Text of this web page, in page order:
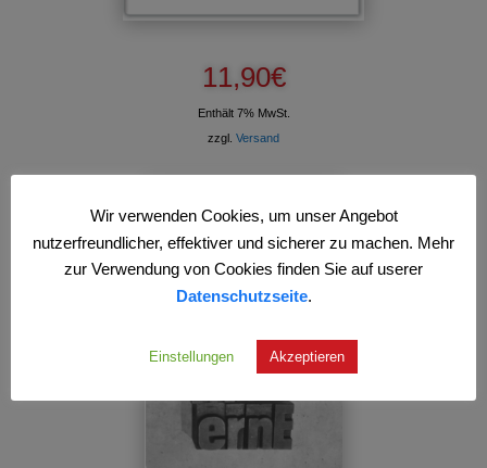
11,90€
Enthält 7% MwSt.
zzgl. Versand
Wir verwenden Cookies, um unser Angebot
nutzerfreundlicher, effektiver und sicherer zu machen. Mehr
zur Verwendung von Cookies finden Sie auf userer
Datenschutzseite.
Einstellungen Akzeptieren